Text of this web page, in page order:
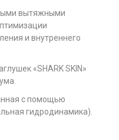
вытяжными
и внутреннего
«SHARK SKIN»
с помощью
гидродинамика).